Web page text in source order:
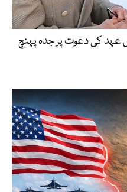
عہد کی دعوت پر جدہ پہنچ